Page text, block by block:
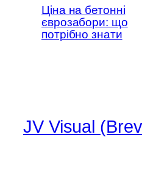
Ціна на бетонні
єврозабори: що
потрібно знати
JV Visual